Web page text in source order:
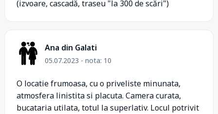
(izvoare, cascadă, traseu "la 300 de scări")
Ana din Galati
05.07.2023 - nota: 10
O locatie frumoasa, cu o priveliste minunata,
atmosfera linistita si placuta. Camera curata,
bucataria utilata, totul la superlativ. Locul potrivit